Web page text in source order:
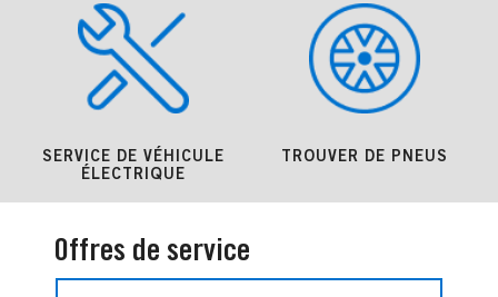
SERVICE DE VÉHICULE
ÉLECTRIQUE
TROUVER DE PNEUS
Offres de service